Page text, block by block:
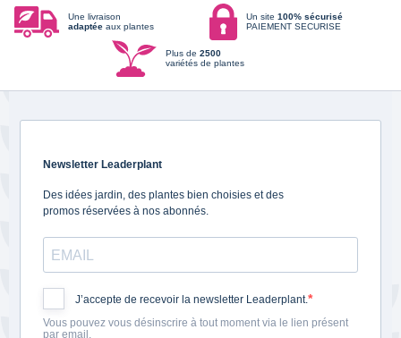
Une livraison
adaptée aux plantes
Un site 100% sécurisé
PAIEMENT SECURISE
Plus de 2500
variétés de plantes
Newsletter Leaderplant
Des idées jardin, des plantes bien choisies et des
promos réservées à nos abonnés.
J’accepte de recevoir la newsletter Leaderplant.
Vous pouvez vous désinscrire à tout moment via le lien présent
par email.